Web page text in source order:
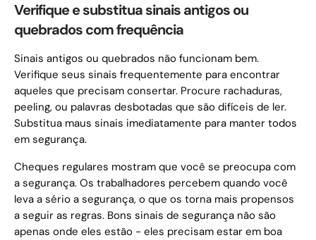
Verifique e substitua sinais antigos ou
quebrados com frequência
Sinais antigos ou quebrados não funcionam bem.
Verifique seus sinais frequentemente para encontrar
aqueles que precisam consertar. Procure rachaduras,
peeling, ou palavras desbotadas que são difíceis de ler.
Substitua maus sinais imediatamente para manter todos
em segurança.
Cheques regulares mostram que você se preocupa com
a segurança. Os trabalhadores percebem quando você
leva a sério a segurança, o que os torna mais propensos
a seguir as regras. Bons sinais de segurança não são
apenas onde eles estão - eles precisam estar em boa